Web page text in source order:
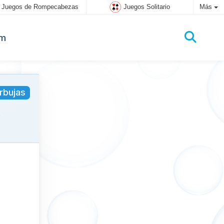
Juegos de Rompecabezas Juegos Solitario Más